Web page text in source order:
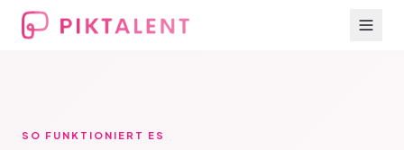
SO FUNKTIONIERT ES